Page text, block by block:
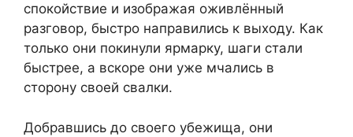
спокойствие и изображая оживлённый
разговор, быстро направились к выходу. Как
только они покинули ярмарку, шаги стали
быстрее, а вскоре они уже мчались в
сторону своей свалки.
Добравшись до своего убежища, они